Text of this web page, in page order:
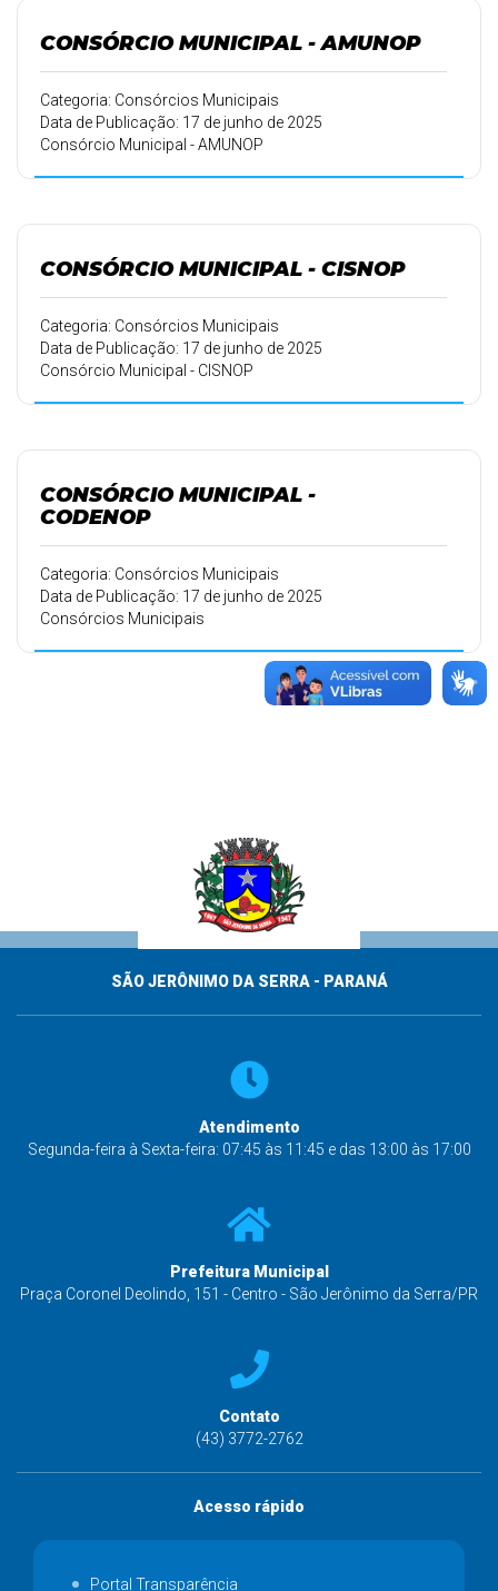
CONSÓRCIO MUNICIPAL - AMUNOP
Categoria: Consórcios Municipais
Data de Publicação: 17 de junho de 2025
Consórcio Municipal - AMUNOP
CONSÓRCIO MUNICIPAL - CISNOP
Categoria: Consórcios Municipais
Data de Publicação: 17 de junho de 2025
Consórcio Municipal - CISNOP
CONSÓRCIO MUNICIPAL -
CODENOP
Categoria: Consórcios Municipais
Data de Publicação: 17 de junho de 2025
Consórcios Municipais
SÃO JERÔNIMO DA SERRA - PARANÁ
Atendimento
Segunda-feira à Sexta-feira: 07:45 às 11:45 e das 13:00 às 17:00
Prefeitura Municipal
Praça Coronel Deolindo, 151 - Centro - São Jerônimo da Serra/PR
Contato
(43) 3772-2762
Acesso rápido
Portal Transparência